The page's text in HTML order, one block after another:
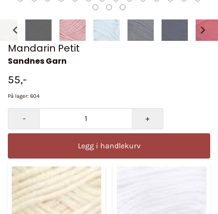
Mandarin Petit
Sandnes Garn
55,-
På lager: 604
- +
Legg i handlekurv